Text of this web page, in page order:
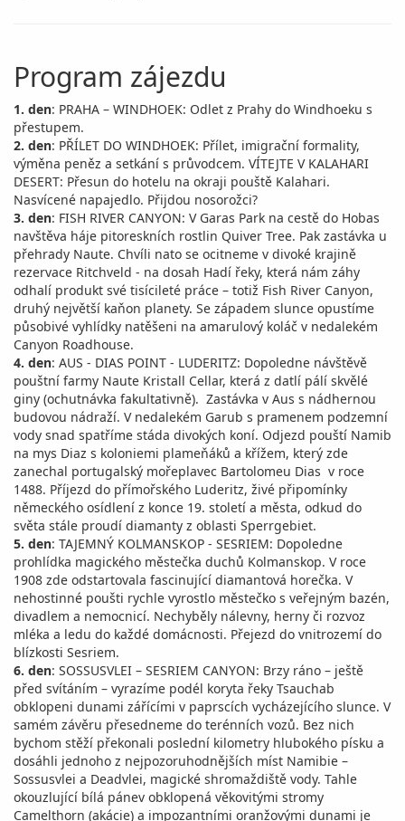
Program zájezdu
1. den: PRAHA – WINDHOEK: Odlet z Prahy do Windhoeku s
přestupem.
2. den: PŘÍLET DO WINDHOEK: Přílet, imigrační formality,
výměna peněz a setkání s průvodcem. VÍTEJTE V KALAHARI
DESERT: Přesun do hotelu na okraji pouště Kalahari.
Nasvícené napajedlo. Přijdou nosorožci?
3. den: FISH RIVER CANYON: V Garas Park na cestě do Hobas
navštěva háje pitoreskních rostlin Quiver Tree. Pak zastávka u
přehrady Naute. Chvíli nato se ocitneme v divoké krajině
rezervace Ritchveld - na dosah Hadí řeky, která nám záhy
odhalí produkt své tisícileté práce – totiž Fish River Canyon,
druhý největší kaňon planety. Se západem slunce opustíme
působivé vyhlídky natěšeni na amarulový koláč v nedalekém
Canyon Roadhouse.
4. den: AUS - DIAS POINT - LUDERITZ: Dopoledne návštěvě
pouštní farmy Naute Kristall Cellar, která z datlí pálí skvělé
giny (ochutnávka fakultativně). Zastávka v Aus s nádhernou
budovou nádraží. V nedalekém Garub s pramenem podzemní
vody snad spatříme stáda divokých koní. Odjezd pouští Namib
na mys Diaz s koloniemi plameňáků a křížem, který zde
zanechal portugalský mořeplavec Bartolomeu Dias v roce
1488. Příjezd do přímořského Luderitz, živé připomínky
německého osídlení z konce 19. století a města, odkud do
světa stále proudí diamanty z oblasti Sperrgebiet.
5. den: TAJEMNÝ KOLMANSKOP - SESRIEM: Dopoledne
prohlídka magického městečka duchů Kolmanskop. V roce
1908 zde odstartovala fascinující diamantová horečka. V
nehostinné poušti rychle vyrostlo městečko s veřejným bazén,
divadlem a nemocnicí. Nechyběly nálevny, herny či rozvoz
mléka a ledu do každé domácnosti. Přejezd do vnitrozemí do
blízkosti Sesriem.
6. den: SOSSUSVLEI – SESRIEM CANYON: Brzy ráno – ještě
před svítáním – vyrazíme podél koryta řeky Tsauchab
obklopeni dunami zářícími v paprscích vycházejícího slunce. V
samém závěru přesedneme do terénních vozů. Bez nich
bychom stěží překonali poslední kilometry hlubokého písku a
dosáhli jednoho z nejpozoruhodnějších míst Namibie –
Sossusvlei a Deadvlei, magické shromaždiště vody. Tahle
okouzlující bílá pánev obklopená věkovitými stromy
Camelthorn (akácie) a impozantními oranžovými dunami je